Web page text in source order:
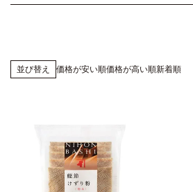
並び替え 価格が安い順価格が高い順新着順